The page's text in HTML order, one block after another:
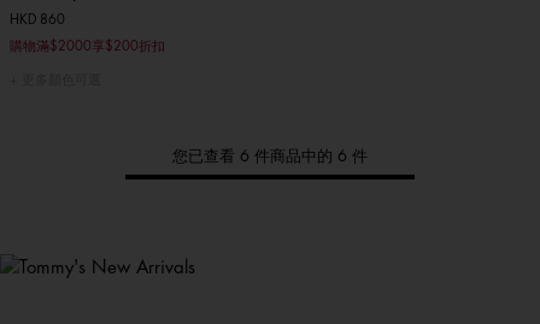
HKD 860
購物滿$2000享$200折扣
您已查看 6 件商品中的 6 件